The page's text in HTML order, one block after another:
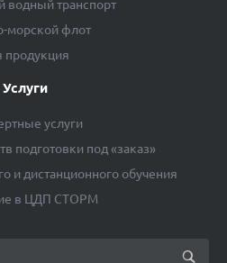
водный транспорт
морской флот
продукция
Услуги
услуги
подготовки под «заказ»
и дистанционного обучения
в ЦДП СТОРМ